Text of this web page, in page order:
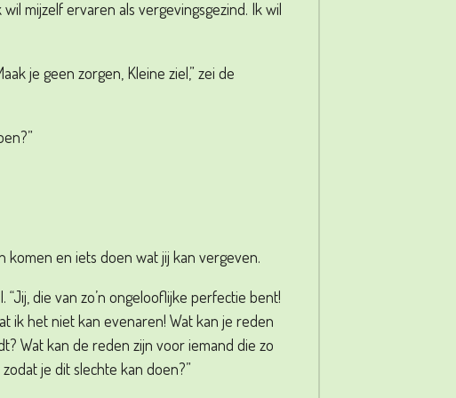
mijzelf ervaren als vergevingsgezind. Ik wil
je geen zorgen, Kleine ziel,” zei de
komen en iets doen wat jij kan vergeven.
die van zo’n ongelooflijke perfectie bent!
ik het niet kan evenaren! Wat kan je reden
Wat kan de reden zijn voor iemand die zo
je dit slechte kan doen?”